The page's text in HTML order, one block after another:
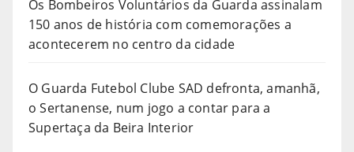
Os Bombeiros Voluntários da Guarda assinalam
150 anos de história com comemorações a
acontecerem no centro da cidade
O Guarda Futebol Clube SAD defronta, amanhã,
o Sertanense, num jogo a contar para a
Supertaça da Beira Interior